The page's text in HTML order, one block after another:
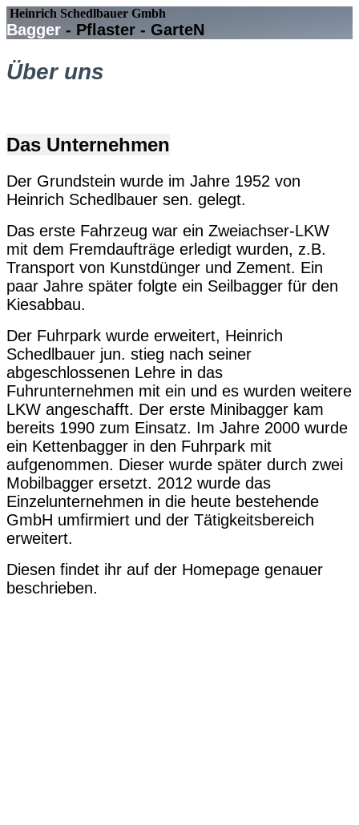
Heinrich Schedlbauer Gmbh
Bagger - Pflaster - GarteN
Über uns
Das Unternehmen
Der Grundstein wurde im Jahre 1952 von
Heinrich Schedlbauer sen. gelegt.
Das erste Fahrzeug war ein Zweiachser-LKW
mit dem Fremdaufträge erledigt wurden, z.B.
Transport von Kunstdünger und Zement. Ein
paar Jahre später folgte ein Seilbagger für den
Kiesabbau.
Der Fuhrpark wurde erweitert, Heinrich
Schedlbauer jun. stieg nach seiner
abgeschlossenen Lehre in das
Fuhrunternehmen mit ein und es wurden weitere
LKW angeschafft. Der erste Minibagger kam
bereits 1990 zum Einsatz. Im Jahre 2000 wurde
ein Kettenbagger in den Fuhrpark mit
aufgenommen. Dieser wurde später durch zwei
Mobilbagger ersetzt. 2012 wurde das
Einzelunternehmen in die heute bestehende
GmbH umfirmiert und der Tätigkeitsbereich
erweitert.
Diesen findet ihr auf der Homepage genauer
beschrieben.